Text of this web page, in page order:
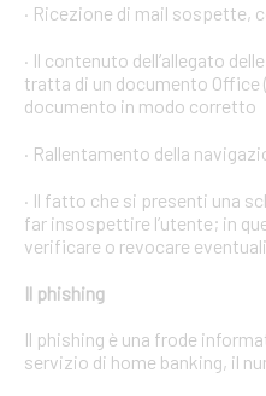
· Ricezione di mail
· Il contenuto dell’allegato
tratta di un documento Office
documento in modo corretto
· Rallentamento della
· Il fatto che si presenti una
far insospettire l’utente; in
verificare o revocare
Il phishing
Il phishing è una frode
servizio di home banking, il